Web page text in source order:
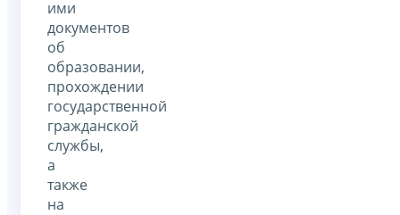
ими
документов
об
образовании,
прохождении
государственной
гражданской
службы,
а
также
на